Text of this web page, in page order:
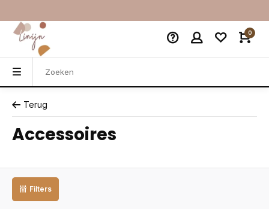
0
Terug
Accessoires
Filters